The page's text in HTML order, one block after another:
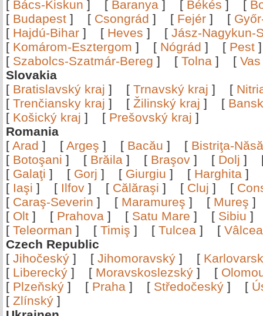
[ Bács-Kiskun ] [ Baranya ] [ Békés ] [
[ Budapest ] [ Csongrád ] [ Fejér ] [
[ Hajdú-Bihar ] [ Heves ] [ Jász-Nagykun-
[ Komárom-Esztergom ] [ Nógrád ] [ Pest
[ Szabolcs-Szatmár-Bereg ] [ Tolna ] [ Vas
Slovakia
[ Bratislavský kraj ] [ Trnavský kraj ] [
[ Trenčiansky kraj ] [ Žilinský kraj ] [
[ Košický kraj ] [ Prešovský kraj ]
Romania
[ Arad ] [ Argeş ] [ Bacău ] [ Bistriţa-
[ Botoşani ] [ Brăila ] [ Braşov ] [ Dolj ]
[ Galaţi ] [ Gorj ] [ Giurgiu ] [ Harghita ]
[ Iaşi ] [ Ilfov ] [ Călăraşi ] [ Cluj ] [
[ Caraş-Severin ] [ Maramureş ] [ Mureş
[ Olt ] [ Prahova ] [ Satu Mare ] [ Sibiu
[ Teleorman ] [ Timiş ] [ Tulcea ] [
Czech Republic
[ Jihočeský ] [ Jihomoravský ] [
[ Liberecký ] [ Moravskoslezský ] [
[ Plzeňský ] [ Praha ] [ Středočeský ] [
[ Zlínský ]